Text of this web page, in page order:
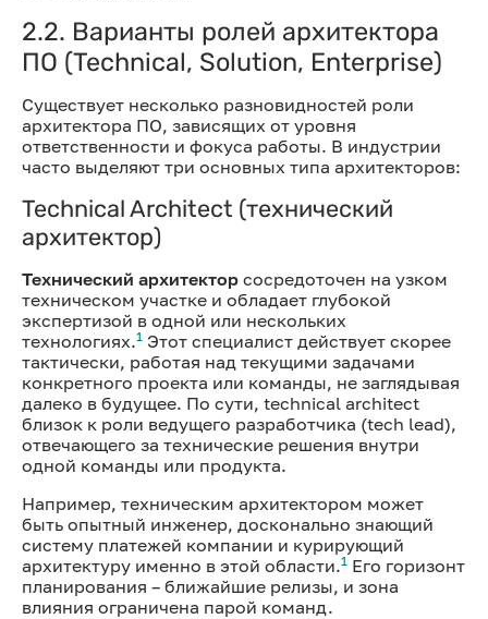
2.2. Варианты ролей архитектора
ПО (Technical, Solution, Enterprise)
Существует несколько разновидностей роли
архитектора ПО, зависящих от уровня
ответственности и фокуса работы. В индустрии
часто выделяют три основных типа архитекторов:
Technical Architect (технический
архитектор)
Технический архитектор сосредоточен на узком
техническом участке и обладает глубокой
экспертизой в одной или нескольких
технологиях.1 Этот специалист действует скорее
тактически, работая над текущими задачами
конкретного проекта или команды, не заглядывая
далеко в будущее. По сути, technical architect
близок к роли ведущего разработчика (tech lead),
отвечающего за технические решения внутри
одной команды или продукта.
Например, техническим архитектором может
быть опытный инженер, досконально знающий
систему платежей компании и курирующий
архитектуру именно в этой области.1 Его горизонт
планирования – ближайшие релизы, и зона
влияния ограничена парой команд.